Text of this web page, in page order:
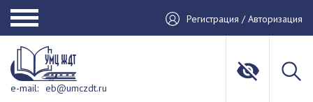
Регистрация / Авторизация
e-mail: eb@umczdt.ru